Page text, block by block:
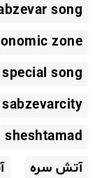
song
zone
song
sabzevarcity
sheshtamad
آتش سره